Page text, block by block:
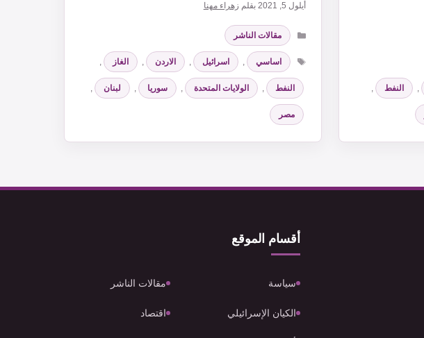
, النفط ,
أيلول 5, 2021 بقلم زهراء مهنا
التصنيفات
مقالات الناشر
الوسوم
اساسي , اسرائيل , الاردن , الغاز ,
النفط , الولايات المتحدة , سوريا , لبنان ,
مصر
أقسام الموقع
سياسة مقالات الناشر
الكيان الإسرائيلي اقتصاد